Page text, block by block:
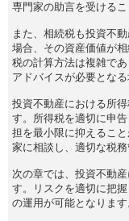
専門家の助言を受けるこ
また、相続税も投資不
場合、その資産価値が
税の計算方法は複雑で
アドバイスが必要となる
投資不動産における所
す。所得税を適切に申
担を最小限に抑えるこ
家に相談し、適切な税
次の章では、投資不動
す。リスクを適切に把
の運用が可能となります